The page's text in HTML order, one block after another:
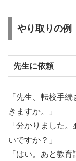
やり取りの例
先生に依頼
「先生、転校手
きますか。」
「分かりました
いですか？」
「はい。あと教